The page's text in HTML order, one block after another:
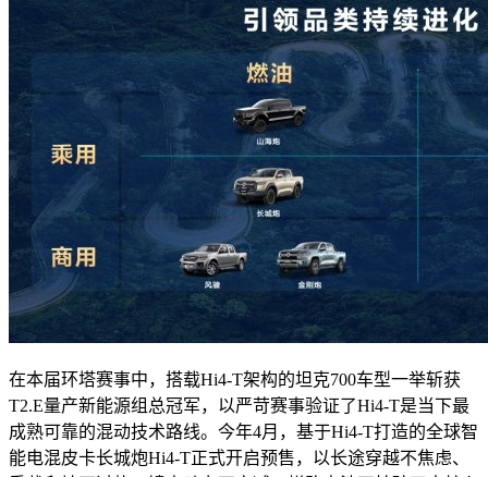
在本届环塔赛事中，搭载Hi4-T架构的坦克700车型一举斩获
T2.E量产新能源组总冠军，以严苛赛事验证了Hi4-T是当下最
成熟可靠的混动技术路线。今年4月，基于Hi4-T打造的全球智
能电混皮卡长城炮Hi4-T正式开启预售，以长途穿越不焦虑、